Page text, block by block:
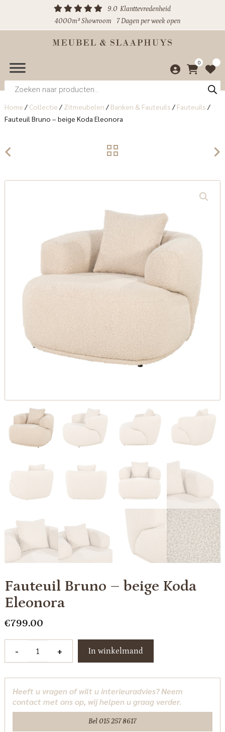
9.0 Klanttevredenheid
4000m² Showroom
7 Dagen per week open
0
Producten
zoeken
Home / Collectie / Zitmeubelen / Banken & Fauteuils / Fauteuils /
Fauteuil Bruno – beige Koda Eleonora
Fauteuil Bruno – beige Koda
Eleonora
€799.00
-
beige
Koda
Eleonora
+ In winkelmand
Heeft u vragen of wilt u interieuradvies? Neem
contact met ons op, wij helpen u graag verder.
Bel 015 257 8617